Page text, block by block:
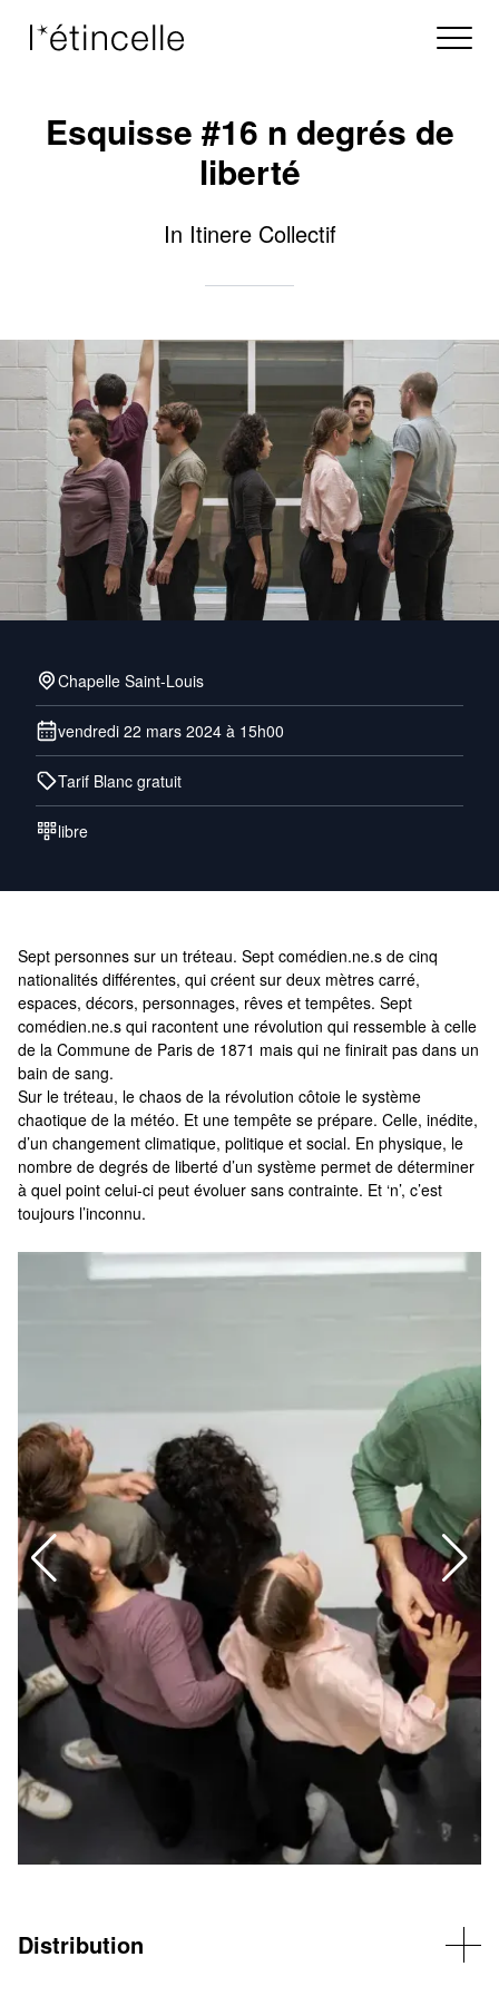
Esquisse #16 n degrés de
liberté
In Itinere Collectif
Chapelle Saint-Louis
vendredi 22 mars 2024 à 15h00
Tarif Blanc gratuit
libre
Sept personnes sur un tréteau. Sept comédien.ne.s de cinq
nationalités différentes, qui créent sur deux mètres carré,
espaces, décors, personnages, rêves et tempêtes. Sept
comédien.ne.s qui racontent une révolution qui ressemble à celle
de la Commune de Paris de 1871 mais qui ne finirait pas dans un
bain de sang.
Sur le tréteau, le chaos de la révolution côtoie le système
chaotique de la météo. Et une tempête se prépare. Celle, inédite,
d’un changement climatique, politique et social. En physique, le
nombre de degrés de liberté d’un système permet de déterminer
à quel point celui-ci peut évoluer sans contrainte. Et ‘n’, c’est
toujours l’inconnu.
Distribution